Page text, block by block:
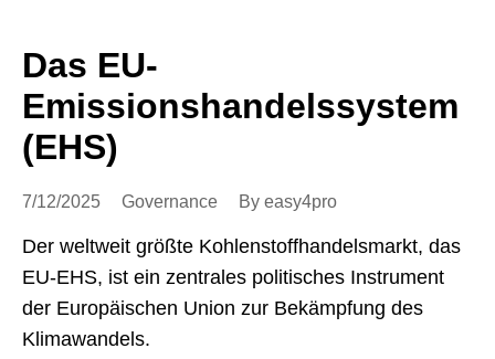
Das EU-
Emissionshandelssystem
(EHS)
7/12/2025 Governance By easy4pro
Der weltweit größte Kohlenstoffhandelsmarkt, das
EU-EHS, ist ein zentrales politisches Instrument
der Europäischen Union zur Bekämpfung des
Klimawandels.